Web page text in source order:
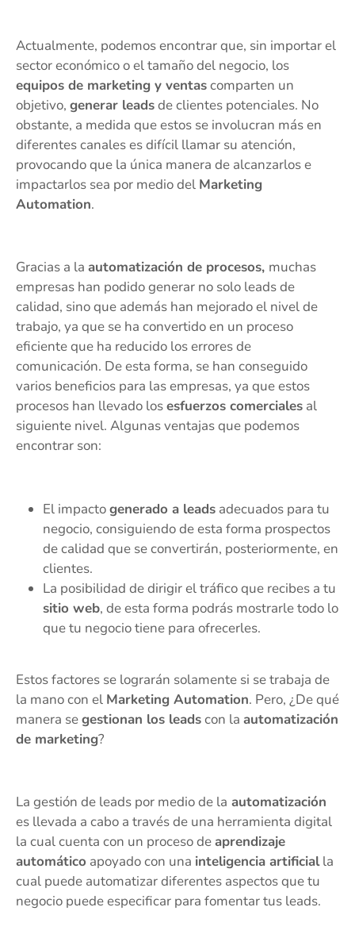
Actualmente, podemos encontrar que, sin importar el
sector económico o el tamaño del negocio, los
equipos de marketing y ventascomparten un
objetivo, generar leadsde clientes potenciales. No
obstante, a medida que estos se involucran más en
diferentes canales es difícil llamar su atención,
provocando que la única manera de alcanzarlos e
impactarlos sea por medio del Marketing
Automation.
Gracias a la automatización de procesos, muchas
empresas han podido generar no solo leads de
calidad, sino que además han mejorado el nivel de
trabajo, ya que se ha convertido en un proceso
eficiente que ha reducido los errores de
comunicación. De esta forma, se han conseguido
varios beneficios para las empresas, ya que estos
procesos han llevado losesfuerzos comerciales al
siguiente nivel. Algunas ventajas que podemos
encontrar son:
El impactogenerado a leads adecuados para tu
negocio, consiguiendo de esta forma prospectos
de calidad que se convertirán, posteriormente, en
clientes.
La posibilidad de dirigir el tráfico que recibes a tu
sitio web, de esta forma podrás mostrarle todo lo
que tu negocio tiene para ofrecerles.
Estos factores se lograrán solamente si se trabaja de
la mano con el Marketing Automation. Pero, ¿De qué
manera segestionan los leadscon la automatización
de marketing?
La gestión de leads por medio de la automatización
es llevada a cabo a través de una herramienta digital
la cual cuenta con un proceso deaprendizaje
automático apoyado con una inteligencia artificialla
cual puede automatizar diferentes aspectos que tu
negocio puede especificar para fomentar tus leads.